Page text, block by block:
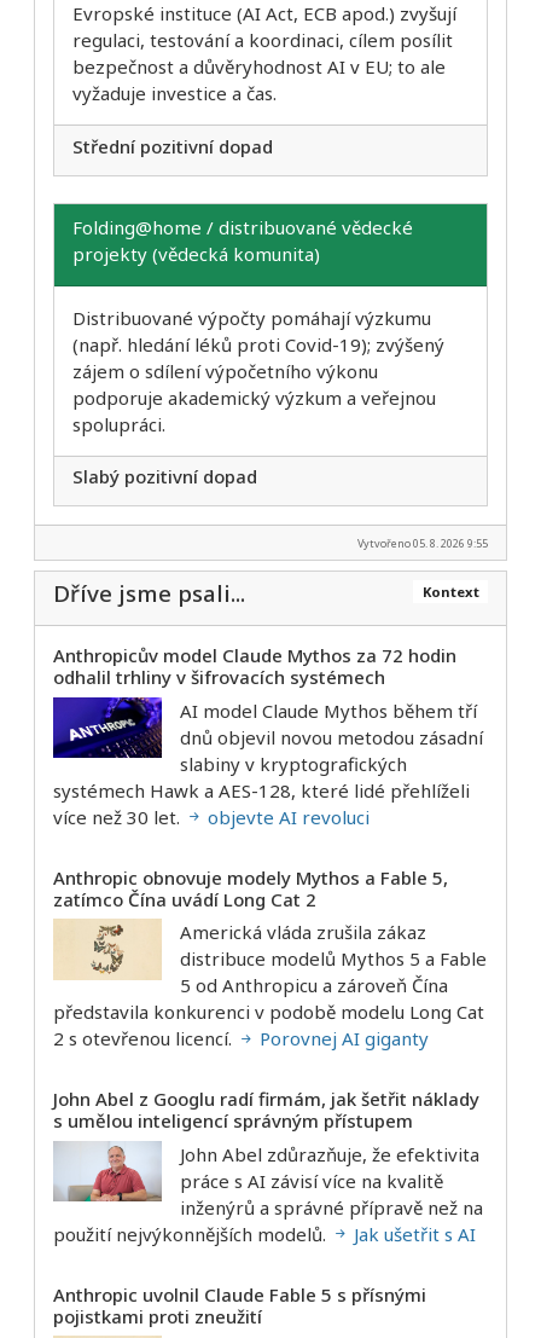
Evropské instituce (AI Act, ECB apod.) zvyšují
regulaci, testování a koordinaci, cílem posílit
bezpečnost a důvěryhodnost AI v EU; to ale
vyžaduje investice a čas.
Střední pozitivní dopad
Folding@home / distribuované vědecké
projekty (vědecká komunita)
Distribuované výpočty pomáhají výzkumu
(např. hledání léků proti Covid-19); zvýšený
zájem o sdílení výpočetního výkonu
podporuje akademický výzkum a veřejnou
spolupráci.
Slabý pozitivní dopad
Vytvořeno 05. 8. 2026 9:55
Kontext
Dříve jsme psali...
Anthropicův model Claude Mythos za 72 hodin
odhalil trhliny v šifrovacích systémech
AI model Claude Mythos během tří
dnů objevil novou metodou zásadní
slabiny v kryptografických
systémech Hawk a AES-128, které lidé přehlíželi
více než 30 let.
objevte AI revoluci
Anthropic obnovuje modely Mythos a Fable 5,
zatímco Čína uvádí Long Cat 2
Americká vláda zrušila zákaz
distribuce modelů Mythos 5 a Fable
5 od Anthropicu a zároveň Čína
představila konkurenci v podobě modelu Long Cat
2 s otevřenou licencí.
Porovnej AI giganty
John Abel z Googlu radí firmám, jak šetřit náklady
s umělou inteligencí správným přístupem
John Abel zdůrazňuje, že efektivita
práce s AI závisí více na kvalitě
inženýrů a správné přípravě než na
použití nejvýkonnějších modelů.
Jak ušetřit s AI
Anthropic uvolnil Claude Fable 5 s přísnými
pojistkami proti zneužití